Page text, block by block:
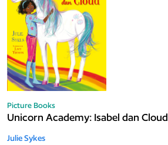
Picture Books
Unicorn Academy: Isabel dan Cloud
Julie Sykes